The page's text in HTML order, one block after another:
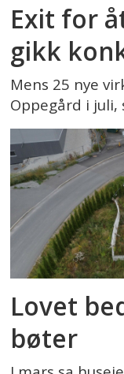
Exit for
gikk
Mens 25 nye
Oppegård i juli,
Lovet
bøter